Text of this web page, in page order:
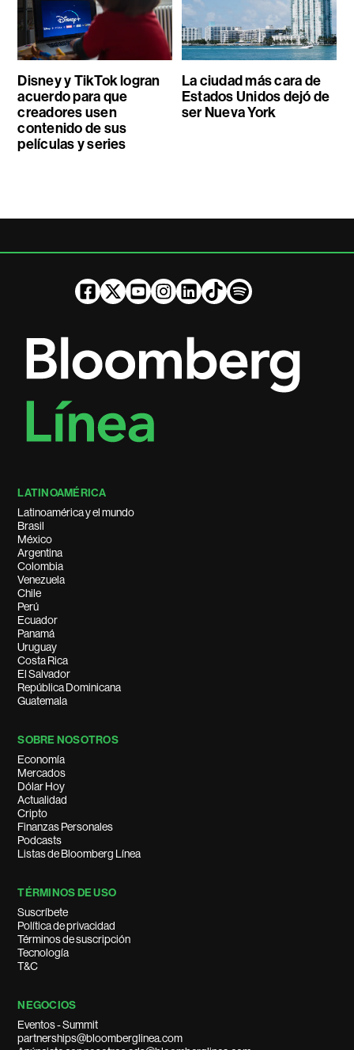
Disney y TikTok logran
acuerdo para que
creadores usen
contenido de sus
películas y series
La ciudad más cara de
Estados Unidos dejó de
ser Nueva York
LATINOAMÉRICA
Latinoamérica y el mundo
Brasil
México
Argentina
Colombia
Venezuela
Chile
Perú
Ecuador
Panamá
Uruguay
Costa Rica
El Salvador
República Dominicana
Guatemala
SOBRE NOSOTROS
Economía
Mercados
Dólar Hoy
Actualidad
Cripto
Finanzas Personales
Podcasts
Listas de Bloomberg Línea
TÉRMINOS DE USO
Suscríbete
Política de privacidad
Términos de suscripción
Tecnología
T&C
NEGOCIOS
Eventos - Summit
partnerships@bloomberglinea.com